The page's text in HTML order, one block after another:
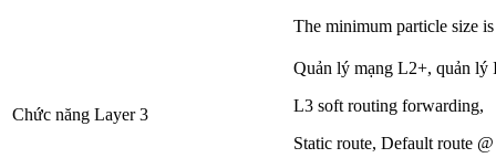
The minimum particle size
Chức năng Layer 3
Quản lý mạng L2+, quản
L3 soft routing forwarding,
Static route, Default route